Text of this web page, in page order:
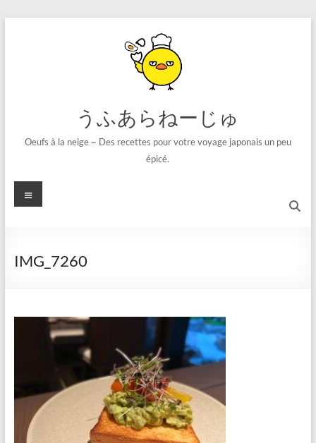
うふあらねーじゅ
Oeufs à la neige ~ Des recettes pour votre voyage japonais un peu
épicé.
メ
ニ
IMG_7260